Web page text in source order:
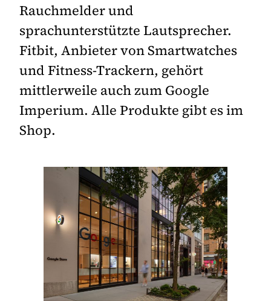
Rauchmelder und
sprachunterstützte Lautsprecher.
Fitbit, Anbieter von Smartwatches
und Fitness-Trackern, gehört
mittlerweile auch zum Google
Imperium. Alle Produkte gibt es im
Shop.